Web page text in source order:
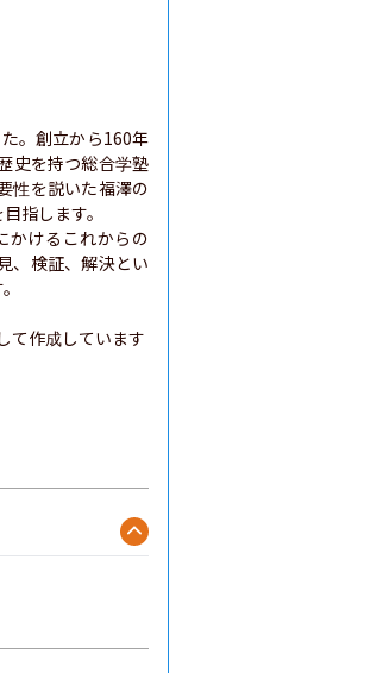
。創立から160年
史を持つ総合学塾
性を説いた福澤の
指します。
かけるこれからの
、検証、解決とい
て作成しています